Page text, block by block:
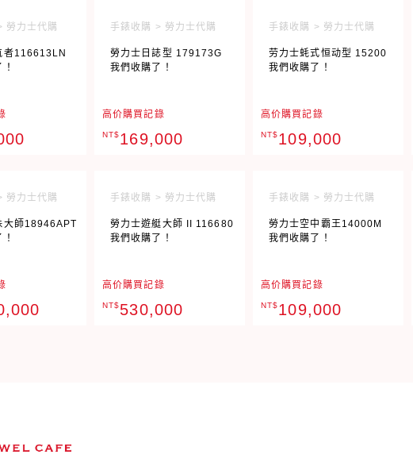
勞力士代購
者116613LN
手錶收購 > 勞力士代購
勞力士日誌型 179173G
我們收購了！
高价購買記錄
NT$169,000
手錶收購 > 勞力士代購
劳力士蚝式恒动型 15200
我們收購了！
高价購買記錄
NT$109,000
勞力士代購
大師18946APT
手錶收購 > 勞力士代購
勞力士遊艇大師 II 116680
我們收購了！
高价購買記錄
NT$530,000
手錶收購 > 勞力士代購
勞力士空中霸王14000M
我們收購了！
高价購買記錄
NT$109,000